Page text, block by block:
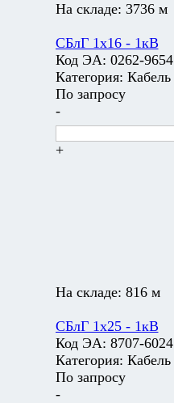
На складе: 3736 м
СБлГ 1х16 - 1кВ
Код ЭА: 0262-9654
Категория: Кабель
По запросу
-
+
На складе: 816 м
СБлГ 1х25 - 1кВ
Код ЭА: 8707-6024
Категория: Кабель
По запросу
-